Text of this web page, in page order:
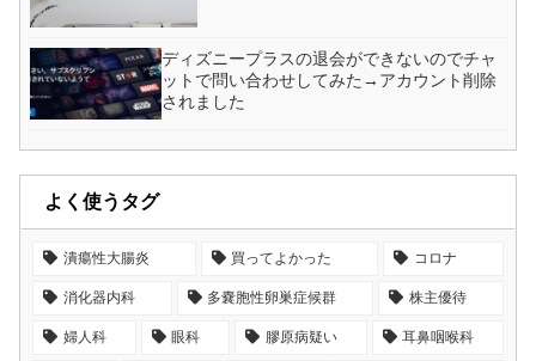
ディズニープラスの退会ができないのでチャ
ットで問い合わせしてみた→アカウント削除
されました
よく使うタグ
潰瘍性大腸炎 買ってよかった コロナ
消化器内科 多嚢胞性卵巣症候群 株主優待
婦人科 眼科 膠原病疑い 耳鼻咽喉科